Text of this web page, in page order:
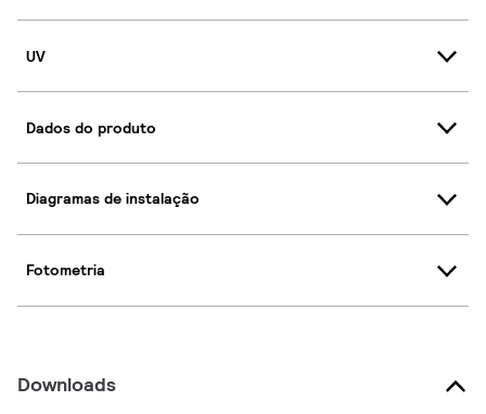
UV
Dados do produto
Diagramas de instalação
Fotometria
Downloads